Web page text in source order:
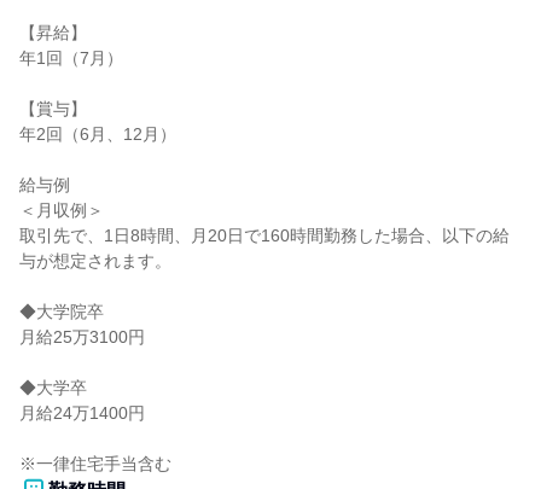
【昇給】
年1回（7月）
【賞与】
年2回（6月、12月）
給与例
＜月収例＞
取引先で、1日8時間、月20日で160時間勤務した場合、以下の給
与が想定されます。
◆大学院卒
月給25万3100円
◆大学卒
月給24万1400円
※一律住宅手当含む